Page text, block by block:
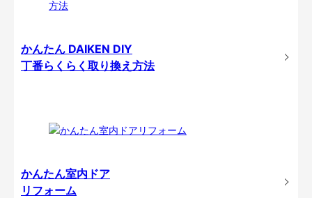
かんたん DAIKEN DIY
丁番らくらく取り換え方法
かんたん室内ドア
リフォーム